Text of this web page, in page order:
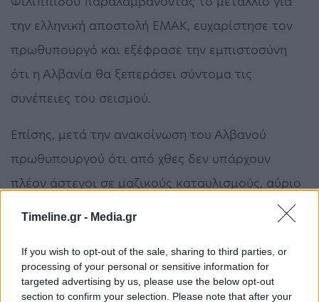
Timeline.gr - Media.gr
If you wish to opt-out of the sale, sharing to third parties, or
processing of your personal or sensitive information for
targeted advertising by us, please use the below opt-out
section to confirm your selection. Please note that after your
την ελληνική αποστολή ΕΜΑΚ, ευχαρίστησε τον
πρωθυπουργό και εξέφρασε την εμπιστοσύνη
ότι η Αλβανία θα ξεπεράσει σύντομα τις
συνέπειες του σεισμού.
Επίσης, μετά την ανακοίνωση του Αλβανού
πρωθυπουργού ότι από χθες δεν υπάρχουν
πλέον άστεγοι σε μαζικούς καταυλισμούς, αύριο
αναχωρούν από την Αλβανία και τα δύο ελληνικά
ημέρες προσέφεραν 300 μερίδες φαγητού ανά
γεύμα σε σεισμόπληκτους πρώτα στο Δυρράχιο